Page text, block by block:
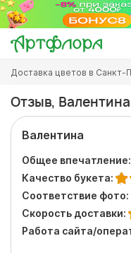
Перейти
основному
содержанию
Вы
здесь
Доставка цветов в Санкт-
Отзыв,
Валентина
Общее впечатление:
Качество букета:
Соответствие фото:
Скорость доставки:
Работа сайта/